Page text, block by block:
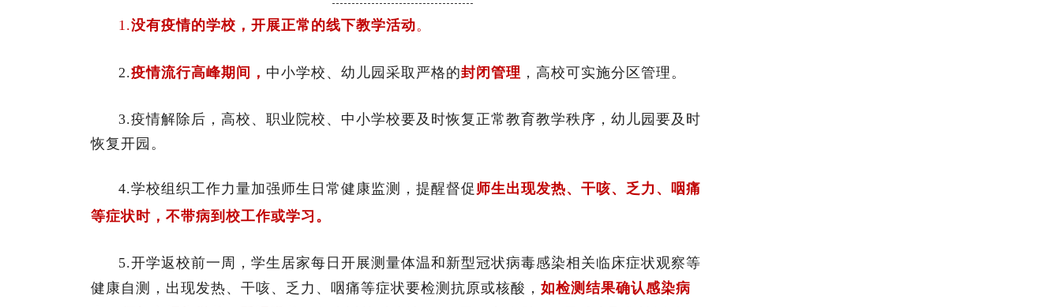
1.没有疫情的学校，开展正常的线下教学活动。
2.疫情流行高峰期间， 中小学校、幼儿园采取严格的封闭管理 ，高校可实施分区管理。
3.疫情解除后，高校、职业院校、中小学校要及时恢复正常教育教学秩序，幼儿园要及时
恢复开园。
4.学校组织工作力量加强师生日常健康监测，提醒督促 师生出现发热、干咳、乏力、咽痛
等症状时，不带病到校工作或学习。
5.开学返校前一周，学生居家每日开展测量体温和新型冠状病毒感染相关临床症状观察等
健康自测，出现发热、干咳、乏力、咽痛等症状要检测抗原或核酸， 如检测结果确认感染病